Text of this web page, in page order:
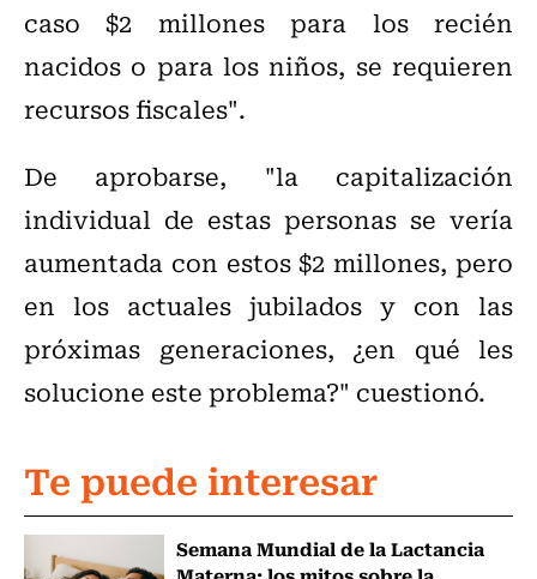
caso $2 millones para los recién
nacidos o para los niños, se requieren
recursos fiscales".
De aprobarse, "la capitalización
individual de estas personas se vería
aumentada con estos $2 millones, pero
en los actuales jubilados y con las
próximas generaciones, ¿en qué les
solucione este problema?" cuestionó.
Te puede interesar
Semana Mundial de la Lactancia